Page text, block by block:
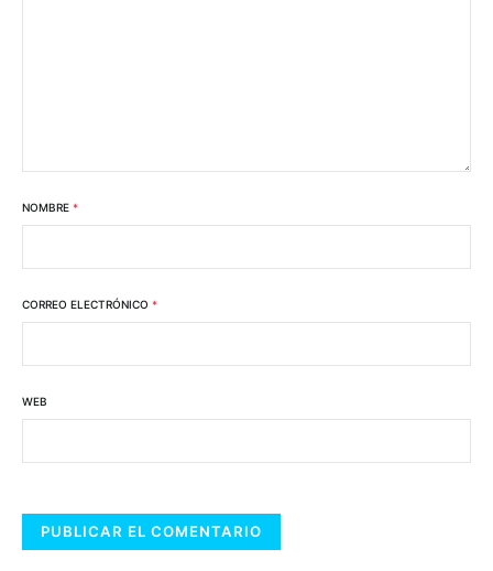
NOMBRE *
CORREO ELECTRÓNICO *
WEB